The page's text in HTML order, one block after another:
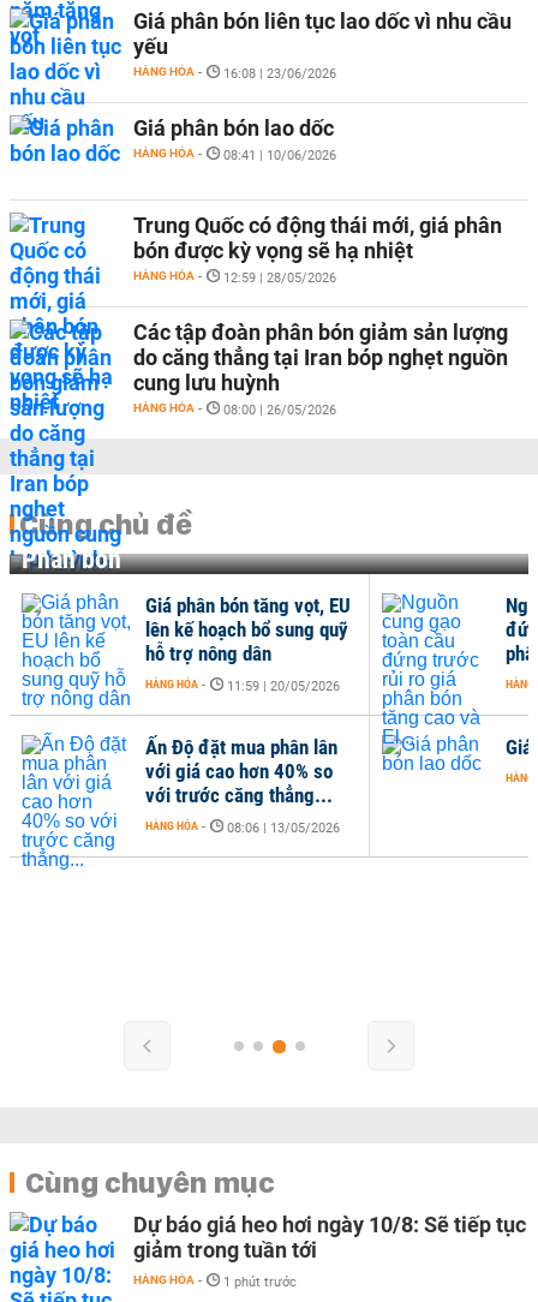
Giá phân bón liên tục lao dốc vì nhu cầu
yếu
HÀNG HÓA - 16:08 | 23/06/2026
Giá phân bón lao dốc
HÀNG HÓA - 08:41 | 10/06/2026
Trung Quốc có động thái mới, giá phân
bón được kỳ vọng sẽ hạ nhiệt
HÀNG HÓA - 12:59 | 28/05/2026
Các tập đoàn phân bón giảm sản lượng
do căng thẳng tại Iran bóp nghẹt nguồn
cung lưu huỳnh
HÀNG HÓA - 08:00 | 26/05/2026
Cùng chủ đề
Phân bón
Giá
HÀNG
Giá phân bón tăng vọt, EU
lên kế hoạch bổ sung quỹ
hỗ trợ nông dân
HÀNG HÓA - 11:59 | 20/05/2026
Ấn Độ đặt mua phân lân
với giá cao hơn 40% so
với trước căng thẳng...
HÀNG HÓA - 08:06 | 13/05/2026
HÀNG
Cùng chuyên mục
Dự báo giá heo hơi ngày 10/8: Sẽ tiếp tục
giảm trong tuần tới
HÀNG HÓA - 1 phút trước